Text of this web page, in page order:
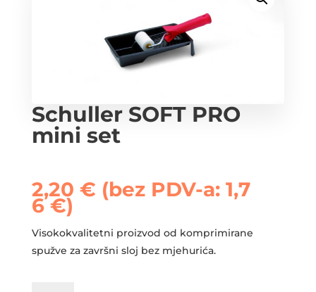
Schuller SOFT PRO
mini set
2,20 € (bez PDV-a: 1,7
6€)
Visokokvalitetni proizvod od komprimirane
spužve za završni sloj bez mjehurića.